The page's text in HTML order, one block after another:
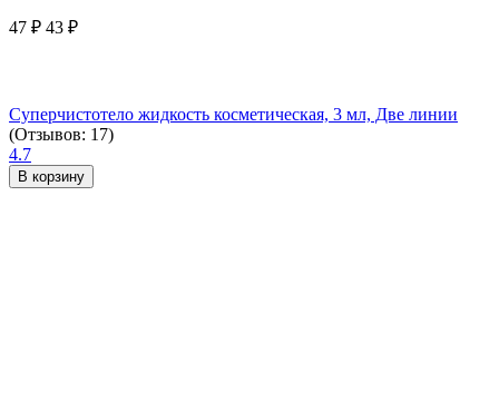
47 ₽ 43 ₽
Суперчистотело жидкость косметическая, 3 мл, Две линии
(Отзывов: 17)
4.7
В корзину